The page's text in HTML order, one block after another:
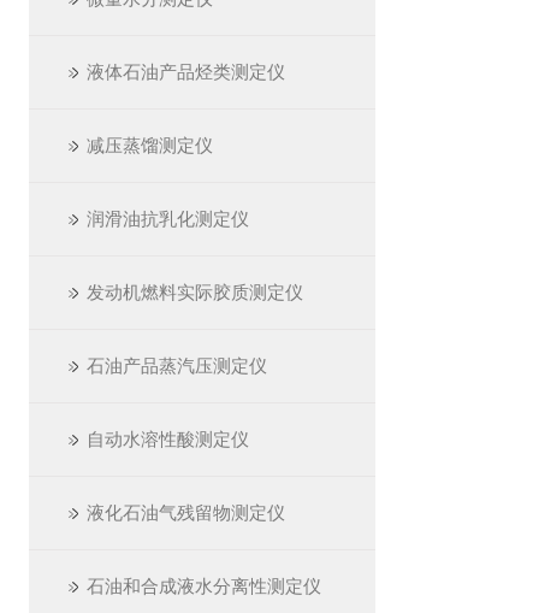
液体石油产品烃类测定仪
减压蒸馏测定仪
润滑油抗乳化测定仪
发动机燃料实际胶质测定仪
石油产品蒸汽压测定仪
自动水溶性酸测定仪
液化石油气残留物测定仪
石油和合成液水分离性测定仪